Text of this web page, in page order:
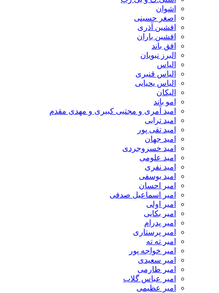
اشوان
اصغر حسینی
افشین آذری
افشین باران
افق باند
البرز نبویان
الیاس
الیاس قنبرى
الیاس یحیایی
الیکان
امو باند
امید آمری و مجتبی کبیری و مهدى مقدم
امید ترابی
امید تقی پور
امید جهان
امید خسروجردی
امید علومی
امید نفری
امید یوسفی
امیر احسان
امیر اسماعیل صدفی
امیر اولی
امیر بکایی
امیر پدرام
امیر پرستاری
امیر ته ته
امیر خواجه پور
امیر سعیدی
امیر طارمی
امیر عباس گلاب
امیر عظیمی